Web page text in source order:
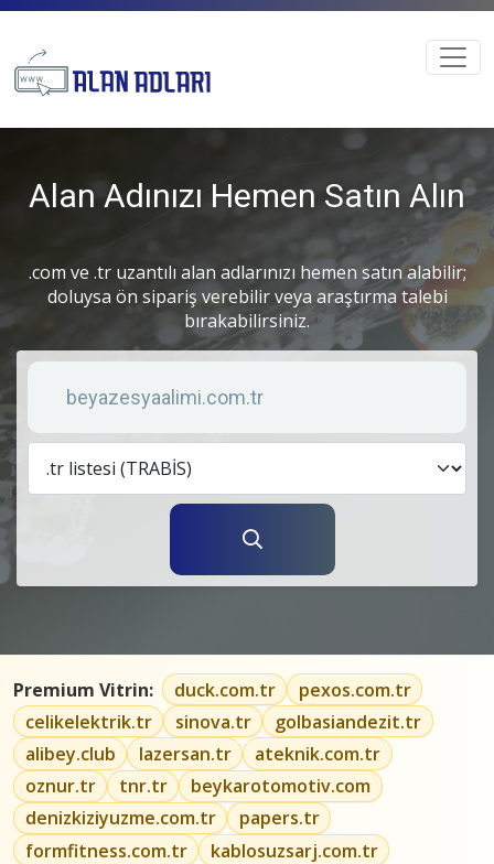
Alan Adınızı Hemen Satın Alın
.com ve .tr uzantılı alan adlarınızı hemen satın alabilir;
doluysa ön sipariş verebilir veya araştırma talebi
bırakabilirsiniz.
Anahtar kelime
Premium Vitrin: duck.com.tr
pexos.com.tr
celikelektrik.tr
sinova.tr
golbasiandezit.tr
alibey.club
lazersan.tr
ateknik.com.tr
oznur.tr
tnr.tr
beykarotomotiv.com
denizkiziyuzme.com.tr
papers.tr
formfitness.com.tr
kablosuzsarj.com.tr